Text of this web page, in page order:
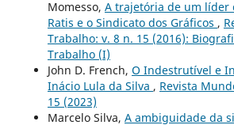
Momesso, A trajetória de um líder
Ratis e o Sindicato dos Gráficos ,
Trabalho: v. 8 n. 15 (2016):
Trabalho (I)
John D. French, O Indestrutível e
Inácio Lula da Silva , Revista
15 (2023)
Marcelo Silva, A ambiguidade da